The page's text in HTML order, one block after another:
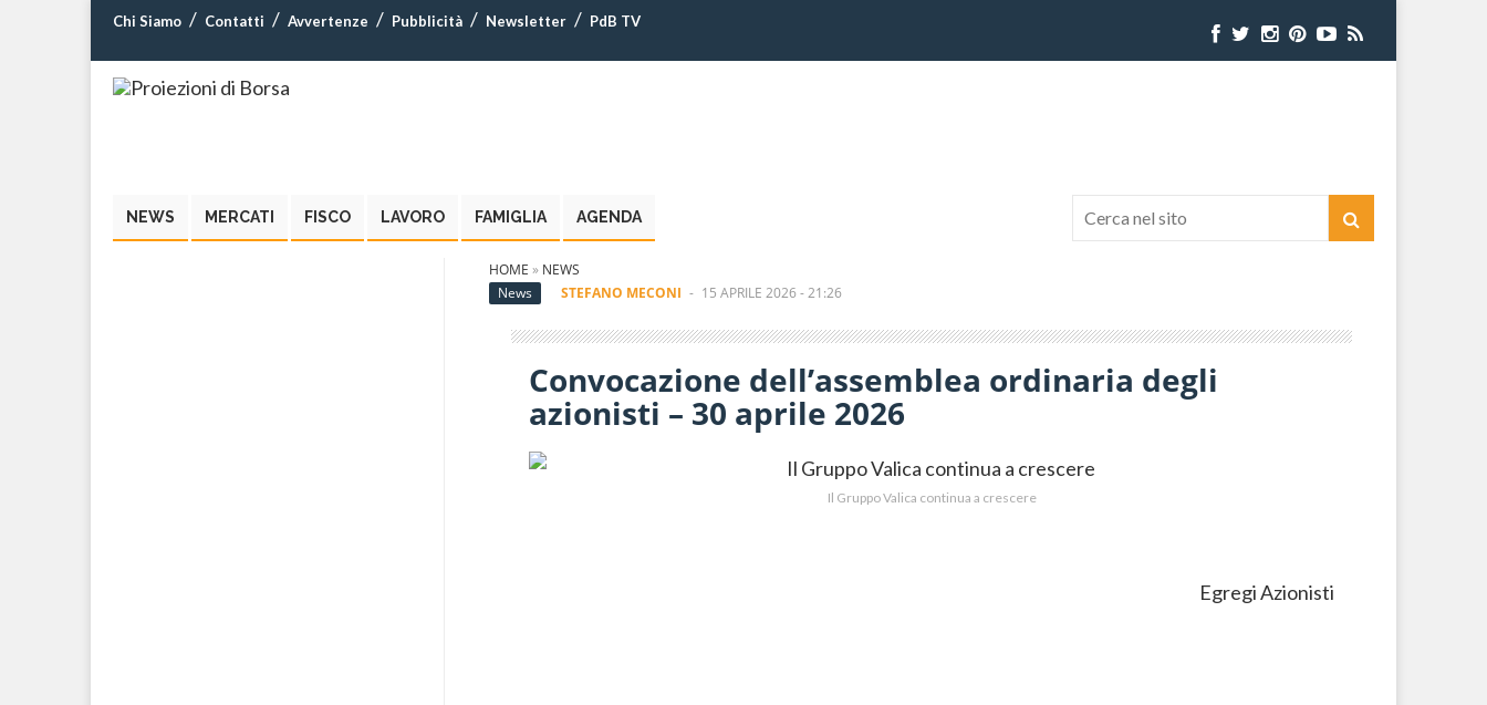
Chi Siamo Contatti Avvertenze Pubblicità Newsletter PdB TV
NEWS MERCATI FISCO LAVORO FAMIGLIA AGENDA
HOME » NEWS
News
STEFANO MECONI - 15 APRILE 2026 - 21:26
Convocazione dell’assemblea ordinaria degli
azionisti – 30 aprile 2026
Il Gruppo Valica continua a crescere
Egregi Azionisti